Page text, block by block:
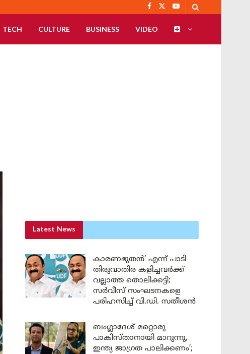
TECH CULTURE BUSINESS VIDEO
Latest News
കാരണഭൂതൻ’ എന്ന് പാടി
തിരുവാതിര കളിച്ചവർക്ക്
വല്ലാത്ത തൊലിക്കട്ടി;
സർവീസ് സംഘടനകളെ
പരിഹസിച്ച് വി.ഡി. സതീശൻ
ബംഗ്ലാദേശ് മറ്റൊരു
പാകിസ്താനായി മാറുന്നു,
ഇന്ത്യ ജാഗ്രത പാലിക്കണം’;